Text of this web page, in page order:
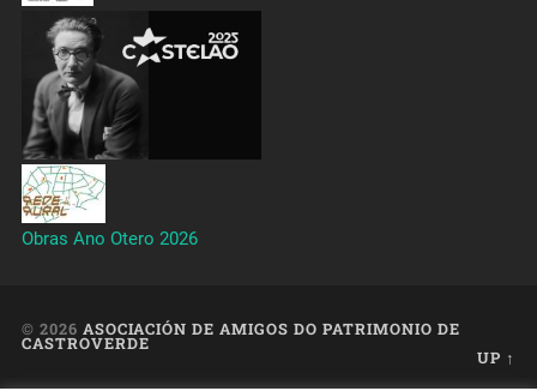
Obras Ano Otero 2026
© 2026 ASOCIACIÓN DE AMIGOS DO PATRIMONIO DE
CASTROVERDE
UP ↑